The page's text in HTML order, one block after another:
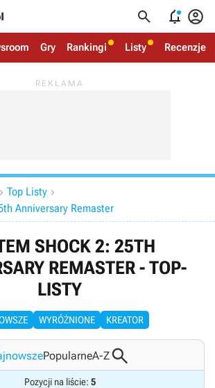
  
Gry Rankingi Listy Recenzje
 Top Listy 
Anniversary Remaster
SHOCK 2: 25TH
REMASTER - TOP-
LISTY
WYRÓŻNIONE KREATOR
PopularneA-Z
Pozycji na liście: 5